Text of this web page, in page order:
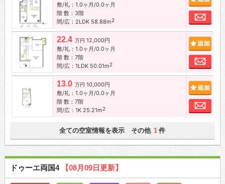
敷/礼：1.0ヶ月/0.0ヶ月
階 数：3階
間/広：2LDK 58.88m2
お
22.4 万円 12,000円
敷/礼：1.0ヶ月/0.0ヶ月
階 数：7階
間/広：1LDK 50.01m2
お
13.0 万円 10,000円
敷/礼：1.0ヶ月/0.0ヶ月
階 数：7階
間/広：1K 25.21m2
お
全ての空室情報を表示 その他 1 件
ドゥーエ両国4 【08月09日更新】